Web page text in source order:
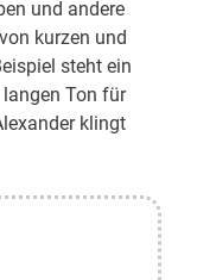
und andere
kurzen und
steht ein
Ton für
klingt